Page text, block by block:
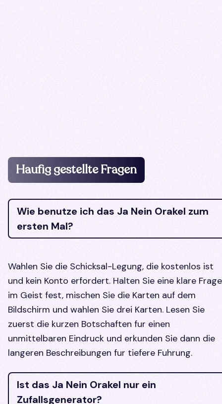
Haufig gestellte Fragen
Wie benutze ich das Ja Nein Orakel zum
ersten Mal?
Wahlen Sie die Schicksal-Legung, die kostenlos ist
und kein Konto erfordert. Halten Sie eine klare Frage
im Geist fest, mischen Sie die Karten auf dem
Bildschirm und wahlen Sie drei Karten. Lesen Sie
zuerst die kurzen Botschaften fur einen
unmittelbaren Eindruck und erkunden Sie dann die
langeren Beschreibungen fur tiefere Fuhrung.
Ist das Ja Nein Orakel nur ein
Zufallsgenerator?